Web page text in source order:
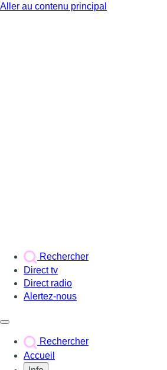
Aller au contenu principal
Rechercher
Direct tv
Direct radio
Alertez-nous
Rechercher
Accueil